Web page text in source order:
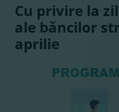
Cu privire la
ale băncilor
aprilie